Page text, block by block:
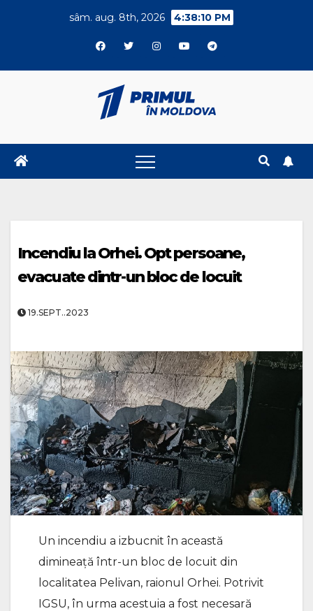
sâm. aug. 8th, 2026 4:38:11 PM
Incendiu la Orhei. Opt persoane,
evacuate dintr-un bloc de locuit
19.SEPT..2023
Un incendiu a izbucnit în această
dimineață într-un bloc de locuit din
localitatea Pelivan, raionul Orhei. Potrivit
IGSU, în urma acestuia a fost necesară